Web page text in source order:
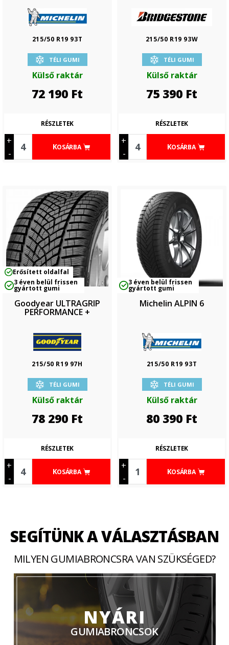
215/50 R19 93T
TÉLI GUMI
Külső raktár
72 190 Ft
+
-
KOSÁRBA
RÉSZLETEK
215/50 R19 93W
TÉLI GUMI
Külső raktár
75 390 Ft
+
-
KOSÁRBA
RÉSZLETEK
Erősített oldalfal
3 éven belül frissen
gyártott gumi
Goodyear ULTRAGRIP
PERFORMANCE +
215/50 R19 97H
TÉLI GUMI
Külső raktár
78 290 Ft
+
-
KOSÁRBA
RÉSZLETEK
3 éven belül frissen
gyártott gumi
Michelin ALPIN 6
215/50 R19 93T
TÉLI GUMI
Külső raktár
80 390 Ft
+
-
KOSÁRBA
RÉSZLETEK
SEGÍTÜNK A VÁLASZTÁSBAN
MILYEN GUMIABRONCSRA VAN SZÜKSÉGED?
NYÁRI
GUMIABRONCSOK